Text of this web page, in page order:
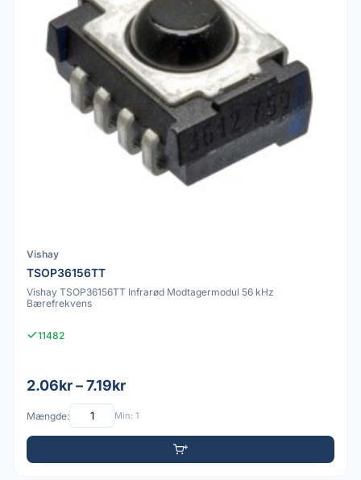
Vishay
TSOP36156TT
Vishay TSOP36156TT Infrarød Modtagermodul 56 kHz
Bærefrekvens
11482
2.06kr – 7.19kr
Mængde: Min: 1